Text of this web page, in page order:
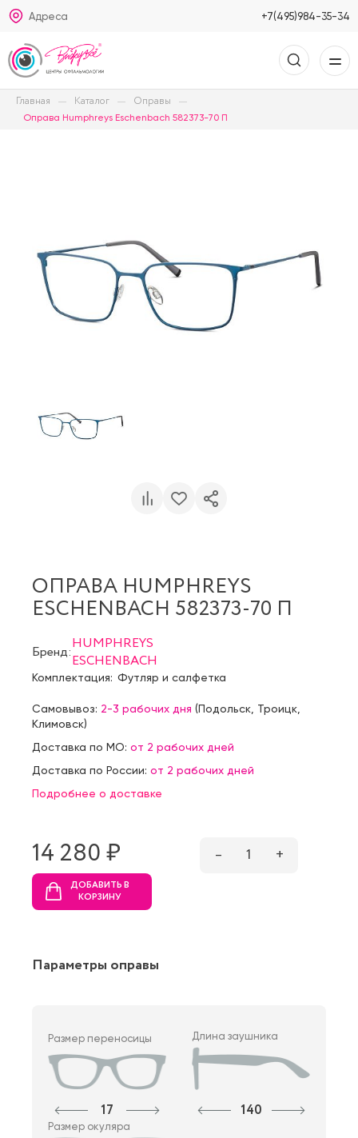
Адреса +7(495)984-35-34
Главная Каталог Оправы
Оправа Humphreys Eschenbach 582373-70 П
ОПРАВА HUMPHREYS
ESCHENBACH 582373-70 П
Бренд:HUMPHREYS
ESCHENBACH
Комплектация: Футляр и салфетка
Самовывоз: 2-3 рабочих дня (Подольск Троицк
Климовск)
Доставка по МО: от 2 рабочих дней
Доставка по России: от 2 рабочих дней
Подробнее о доставке
14 280 ₷ – 1 +
ДОБАВИТЬ В
КОРЗИНУ
Параметры оправы
Размер переносицы
17
Длина заушника
140
Размер окуляра